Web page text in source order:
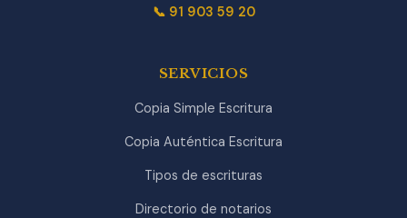
📞 91 903 59 20
SERVICIOS
Copia Simple Escritura
Copia Auténtica Escritura
Tipos de escrituras
Directorio de notarios